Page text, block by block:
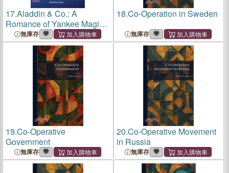
17.Aladdin & Co.: A
Romance of Yankee Magic
(Cram Edition)
無庫存
18.Co-Operation in Sweden
無庫存
19.Co-Operative
Government
無庫存
20.Co-Operative Movement
in Russia
無庫存